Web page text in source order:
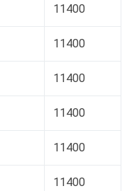
11400
11400
11400
11400
11400
11400